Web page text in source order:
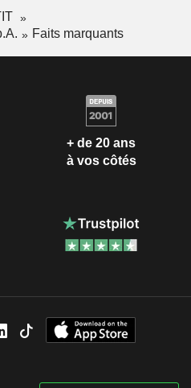
Faits marquants
+ de 20 ans
à vos côtés